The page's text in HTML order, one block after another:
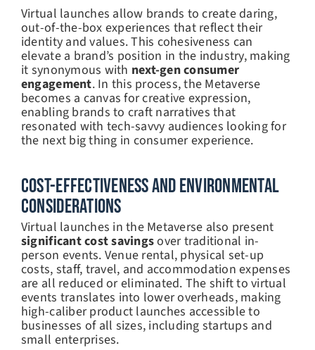
Virtual launches allow brands to create daring,
out-of-the-box experiences that reflect their
identity and values. This cohesiveness can
elevate a brand’s position in the industry, making
it synonymous with next-gen consumer
engagement. In this process, the Metaverse
becomes a canvas for creative expression,
enabling brands to craft narratives that
resonated with tech-savvy audiences looking for
the next big thing in consumer experience.
Cost-Effectiveness And Environmental
Considerations
Virtual launches in the Metaverse also present
significant cost savingsover traditional in-
person events. Venue rental, physical set-up
costs, staff, travel, and accommodation expenses
are all reduced or eliminated. The shift to virtual
events translates into lower overheads, making
high-caliber product launches accessible to
businesses of all sizes, including startups and
small enterprises.